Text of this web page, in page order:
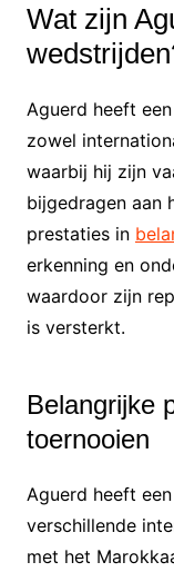
Wat zijn
Aguerd heeft
zowel
waarbij hij zijn
bijgedragen aan
prestaties in
erkenning en
waardoor zijn
is versterkt.
Belangrijke
toernooien
Aguerd heeft
verschillende
met het